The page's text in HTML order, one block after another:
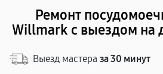
Ремонт
Willmark с выездом на
Выезд мастера за 30 минут